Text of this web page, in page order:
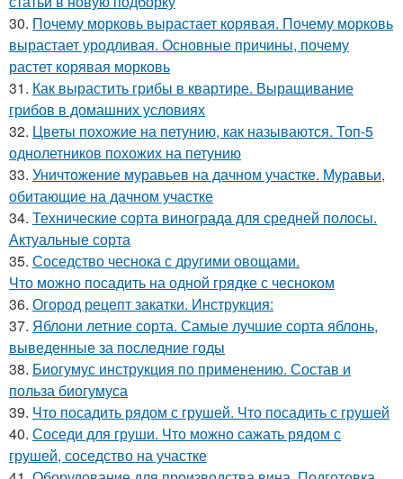
30. Почему морковь вырастает корявая. Почему морковь
вырастает уродливая. Основные причины, почему
растет корявая морковь
31. Как вырастить грибы в квартире. Выращивание
грибов в домашних условиях
32. Цветы похожие на петунию, как называются. Топ-5
однолетников похожих на петунию
33. Уничтожение муравьев на дачном участке. Муравьи,
обитающие на дачном участке
34. Технические сорта винограда для средней полосы.
Актуальные сорта
35. Соседство чеснока с другими овощами.
Что можно посадить на одной грядке с чесноком
36. Огород рецепт закатки. Инструкция:
37. Яблони летние сорта. Самые лучшие сорта яблонь,
выведенные за последние годы
38. Биогумус инструкция по применению. Состав и
польза биогумуса
39. Что посадить рядом с грушей. Что посадить с грушей
40. Соседи для груши. Что можно сажать рядом с
грушей, соседство на участке